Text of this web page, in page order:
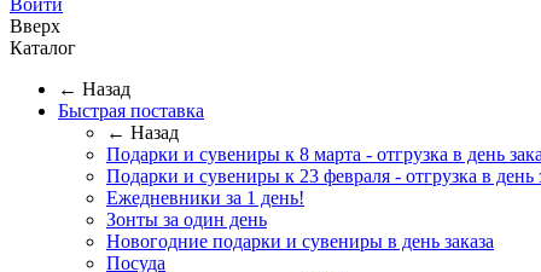
Вверх
Каталог
← Назад
Быстрая поставка
← Назад
Подарки и сувениры к 8 марта - отгрузка в день
Подарки и сувениры к 23 февраля - отгрузка в день
Ежедневники за 1 день!
Зонты за один день
Новогодние подарки и сувениры в день заказа
Посуда